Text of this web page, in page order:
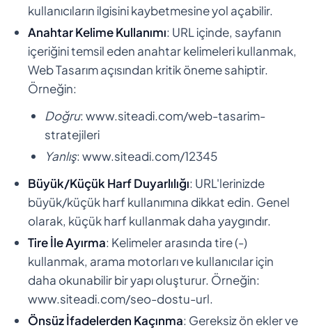
kullanıcıların ilgisini kaybetmesine yol açabilir.
Anahtar Kelime Kullanımı: URL içinde, sayfanın
içeriğini temsil eden anahtar kelimeleri kullanmak,
Web Tasarım açısından kritik öneme sahiptir.
Örneğin:
Doğru: www.siteadi.com/web-tasarim-
stratejileri
Yanlış: www.siteadi.com/12345
Büyük/Küçük Harf Duyarlılığı: URL'lerinizde
büyük/küçük harf kullanımına dikkat edin. Genel
olarak, küçük harf kullanmak daha yaygındır.
Tire İle Ayırma: Kelimeler arasında tire (-)
kullanmak, arama motorları ve kullanıcılar için
daha okunabilir bir yapı oluşturur. Örneğin:
www.siteadi.com/seo-dostu-url.
Önsüz İfadelerden Kaçınma: Gereksiz ön ekler ve